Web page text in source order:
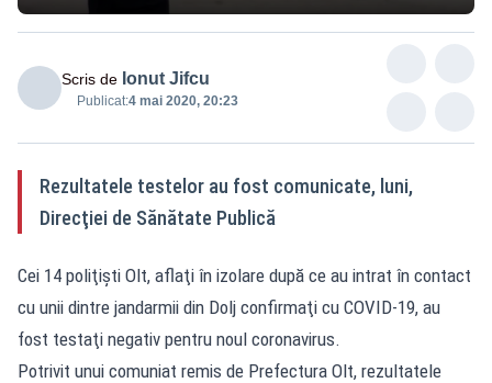
Scris de Ionut Jifcu
Publicat:4 mai 2020, 20:23
Rezultatele testelor au fost comunicate, luni,
Direcţiei de Sănătate Publică
Cei 14 poliţişti Olt, aflaţi în izolare după ce au intrat în contact
cu unii dintre jandarmii din Dolj confirmaţi cu COVID-19, au
fost testaţi negativ pentru noul coronavirus.
Potrivit unui comuniat remis de Prefectura Olt, rezultatele